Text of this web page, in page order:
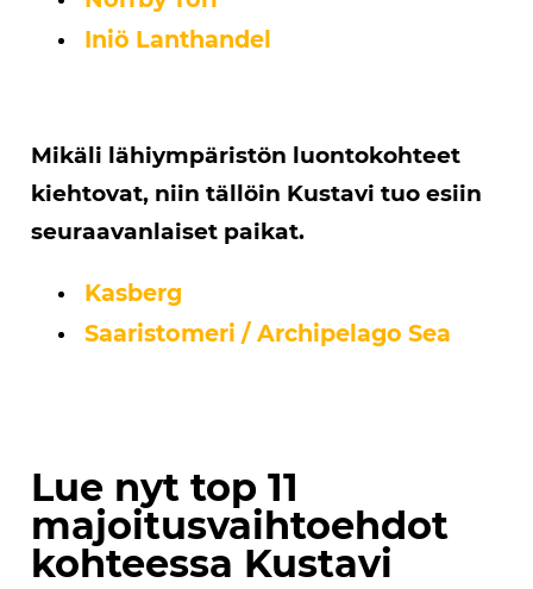
Iniö Lanthandel
Mikäli lähiympäristön luontokohteet
kiehtovat, niin tällöin Kustavi tuo esiin
seuraavanlaiset paikat.
Kasberg
Saaristomeri / Archipelago Sea
Lue nyt top 11
majoitusvaihtoehdot
kohteessa Kustavi